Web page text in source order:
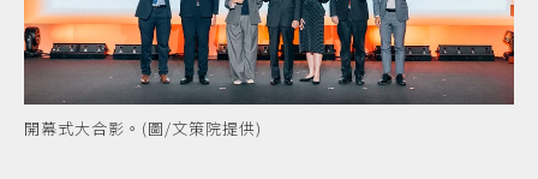
開幕式大合影。(圖/文策院提供)